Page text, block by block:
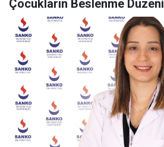
Çocukların Beslenme